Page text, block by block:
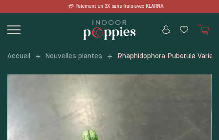
content
sans frais avec KLARNA 📦
Accueil Nouvelles plantes Rhaphidophora Puberula